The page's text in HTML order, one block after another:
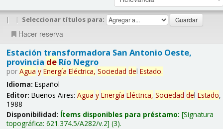
| | Seleccionar títulos para:
Hacer reserva
Estación transformadora San Antonio Oeste,
provincia deRío Negro
por Agua y Energía Eléctrica, Sociedad del Estado.
Idioma: Español
Editor: Buenos Aires: Agua y Energía Eléctrica, Sociedad del Estado,
1988
Disponibilidad: Ítems disponibles para préstamo: Signatura
topográfica: 621.374.5/A282/v.2 (3).